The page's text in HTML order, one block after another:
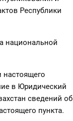
Республики
национальной
настоящего
в Юридический
сведений об
пункта.